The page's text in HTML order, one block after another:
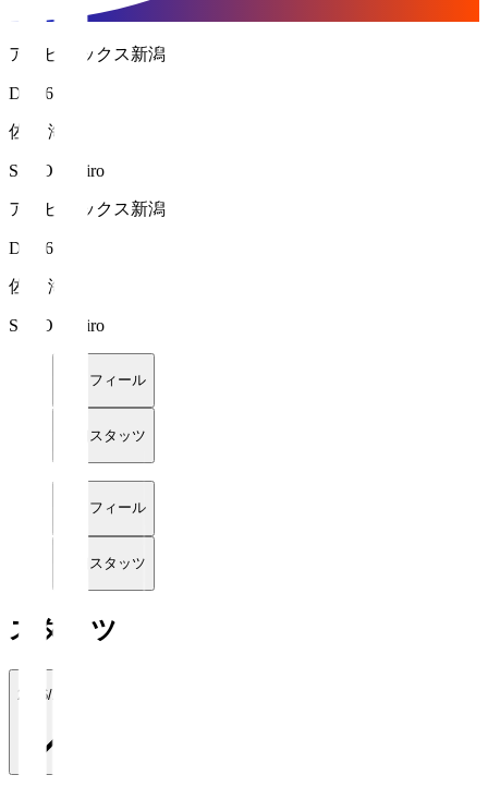
アルビレックス新潟
DF 26
佐藤 海宏
SATO Mihiro
アルビレックス新潟
DF 26
佐藤 海宏
SATO Mihiro
プロフィール
詳細スタッツ
プロフィール
詳細スタッツ
スタッツ
2026/27